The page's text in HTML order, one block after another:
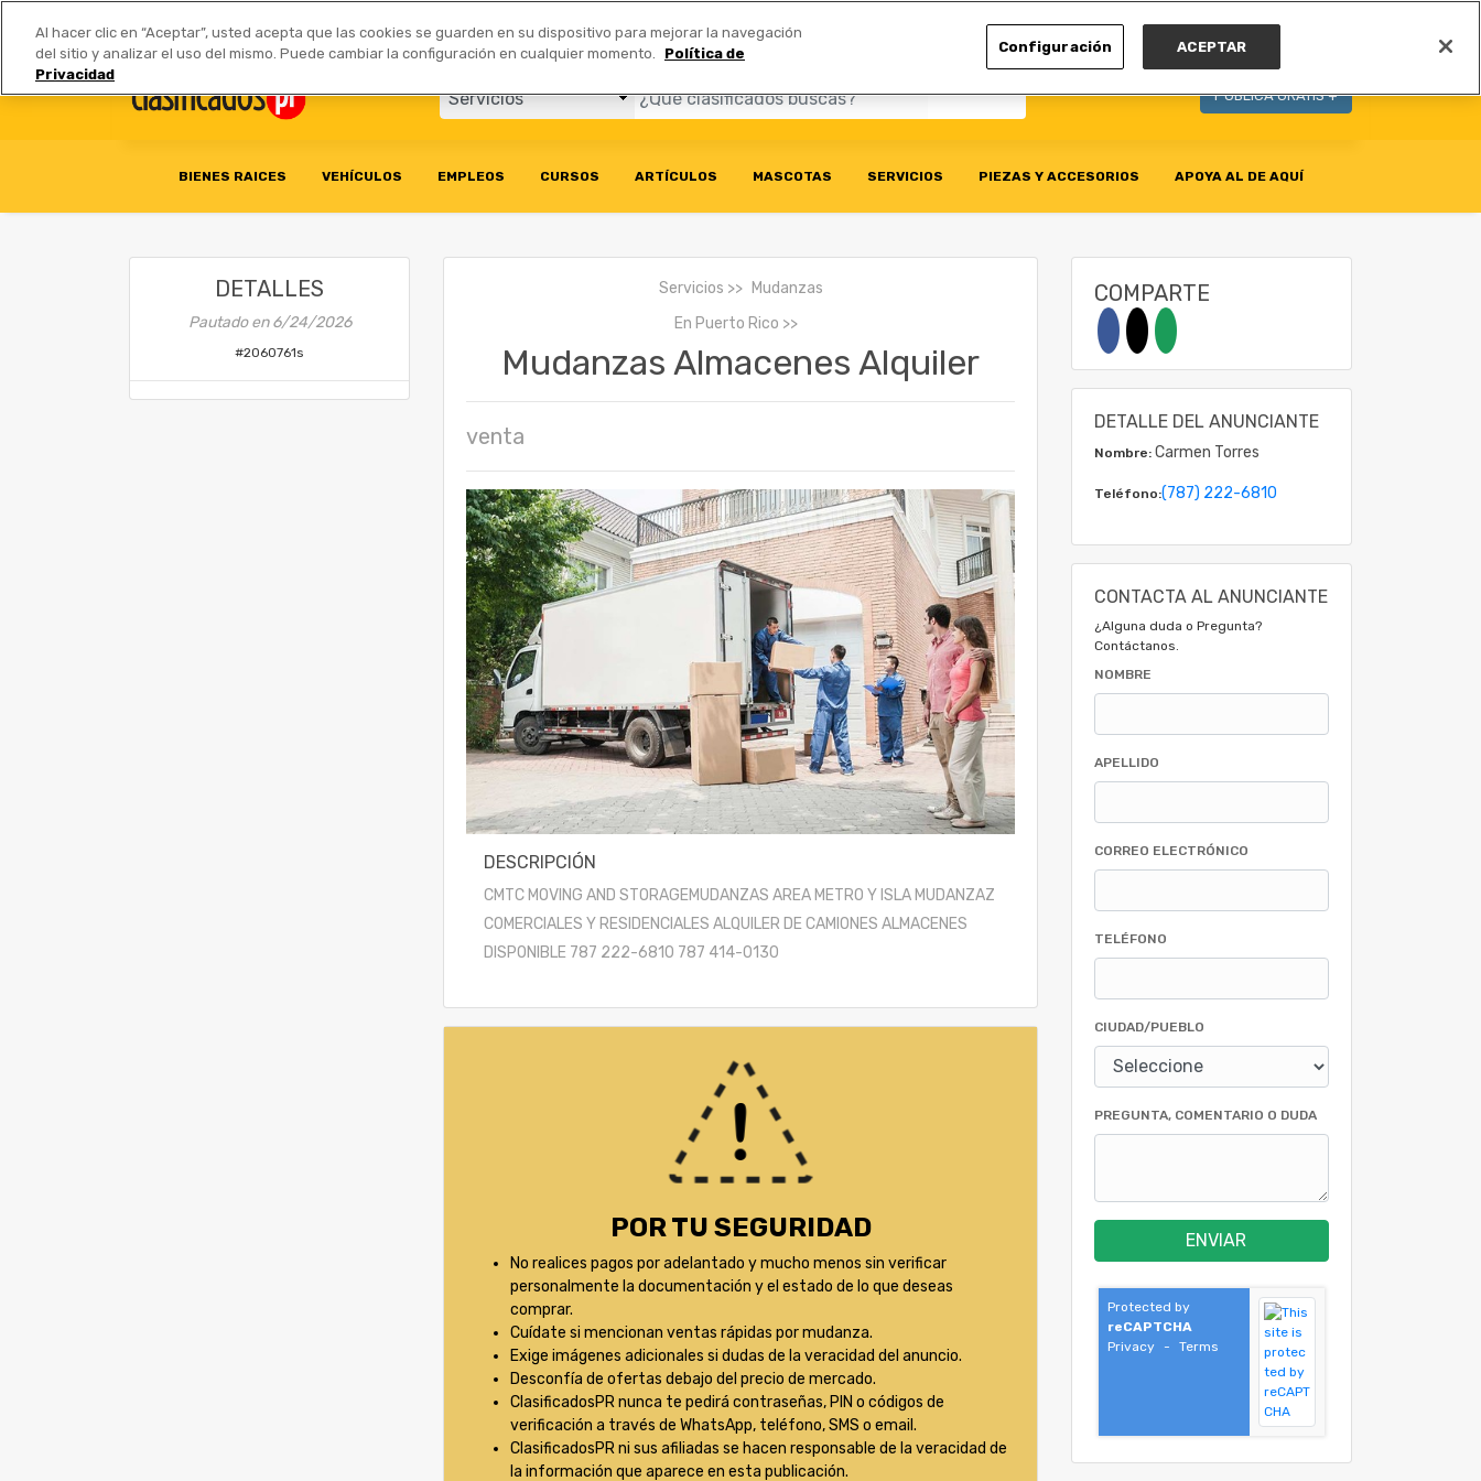
Anúnciate | Tarifas Socios Comerciales
PUBLICA GRATIS +
BIENES RAICES VEHÍCULOS EMPLEOS CURSOS ARTÍCULOS MASCOTAS SERVICIOS PIEZAS Y ACCESORIOS APOYA AL DE AQUÍ
DETALLES
Pautado en6/24/2026
#2060761s
Servicios
Mudanzas
En Puerto Rico
Mudanzas Almacenes Alquiler
venta
DESCRIPCIÓN
CMTC MOVING AND STORAGEMUDANZAS AREA METRO Y ISLA MUDANZAZ
COMERCIALES Y RESIDENCIALES ALQUILER DE CAMIONES ALMACENES
DISPONIBLE 787 222-6810 787 414-0130
POR TU SEGURIDAD
No realices pagos por adelantado y mucho menos sin verificar
personalmente la documentación y el estado de lo que deseas
comprar.
Cuídate si mencionan ventas rápidas por mudanza.
Exige imágenes adicionales si dudas de la veracidad del anuncio.
Desconfía de ofertas debajo del precio de mercado.
ClasificadosPR nunca te pedirá contraseñas, PIN o códigos de
verificación a través de WhatsApp, teléfono, SMS o email.
ClasificadosPR ni sus afiliadas se hacen responsable de la veracidad de
la información que aparece en esta publicación.
COMPARTE
DETALLE DEL ANUNCIANTE
Nombre: Carmen Torres
Teléfono:(787) 222-6810
CONTACTA AL ANUNCIANTE
¿Alguna duda o Pregunta?
Contáctanos.
NOMBRE
APELLIDO
CORREO ELECTRÓNICO
TELÉFONO
CIUDAD/PUEBLO
PREGUNTA, COMENTARIO O DUDA
ENVIAR
Protected by
reCAPTCHA
Privacy
- Terms
Al hacer clic en “Aceptar”, usted acepta que las cookies se guarden en su dispositivo para mejorar la navegación
del sitio y analizar el uso del mismo. Puede cambiar la configuración en cualquier momento.
Política de
Privacidad
Configuración ACEPTAR